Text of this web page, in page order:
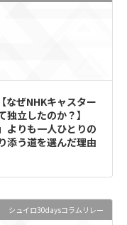
なぜNHKキャスター
独立したのか？】
よりも一人ひとりの
添う道を選んだ理由
シュイロ30daysコラムリレー